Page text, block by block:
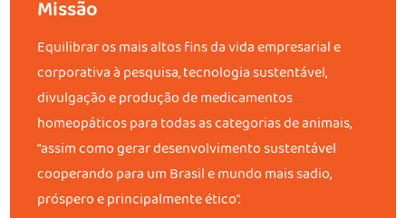
Missão
Equilibrar os mais altos fins da vida empresarial e
corporativa à pesquisa, tecnologia sustentável,
divulgação e produção de medicamentos
homeopáticos para todas as categorias de animais,
“assim como gerar desenvolvimento sustentável
cooperando para um Brasil e mundo mais sadio,
próspero e principalmente ético”.